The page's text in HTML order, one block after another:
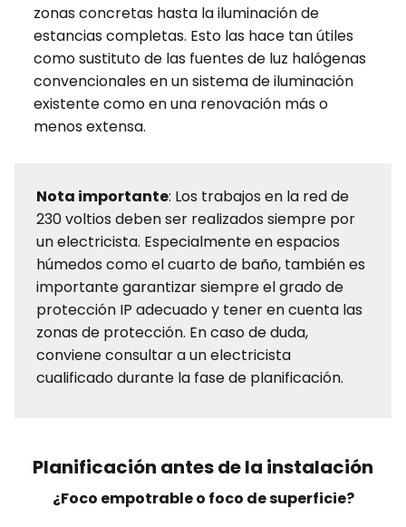
zonas concretas hasta la iluminación de
estancias completas. Esto las hace tan útiles
como sustituto de las fuentes de luz halógenas
convencionales en un sistema de iluminación
existente como en una renovación más o
menos extensa.
Nota importante: Los trabajos en la red de
230 voltios deben ser realizados siempre por
un electricista. Especialmente en espacios
húmedos como el cuarto de baño, también es
importante garantizar siempre el grado de
protección IP adecuado y tener en cuenta las
zonas de protección. En caso de duda,
conviene consultar a un electricista
cualificado durante la fase de planificación.
Planificación antes de la instalación
¿Foco empotrable o foco de superficie?